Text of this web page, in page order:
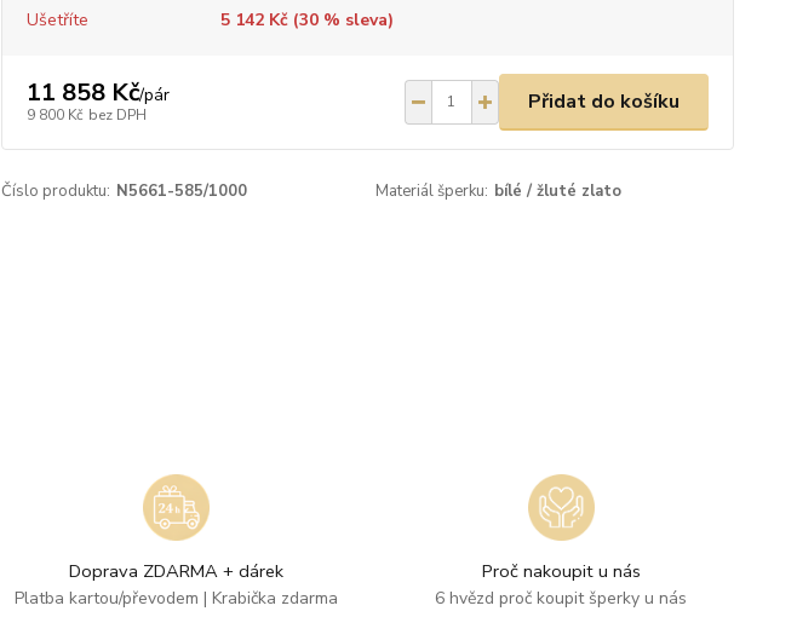
Ušetříte
5 142 Kč (30% sleva)
11 858 Kč/pár
9 800 Kč bez DPH
Přidat do košíku
Číslo produktu: N5661-585/1000 Materiál šperku: bílé / žluté zlato
Doprava ZDARMA + dárek
Platba kartou/převodem | Krabička zdarma
Proč nakoupit u nás
6 hvězd proč koupit šperky u nás